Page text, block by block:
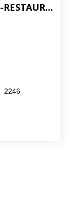
Fonds De Commerce TRAITEUR-RESTAURATION
2246